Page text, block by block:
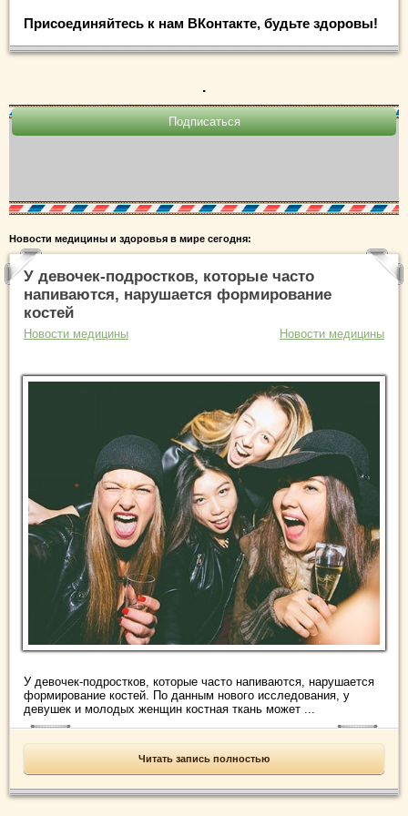
Присоединяйтесь к нам ВКонтакте, будьте здоровы!
.
Новости медицины и здоровья в мире сегодня:
У девочек-подростков, которые часто
напиваются, нарушается формирование
костей
Новости медицины Новости медицины
У девочек-подростков, которые часто напиваются, нарушается
формирование костей. По данным нового исследования, у
девушек и молодых женщин костная ткань может ...
Читать запись полностью